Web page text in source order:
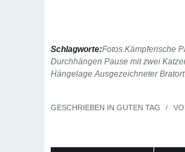
Schlagworte:Fotos.Kämpferische
Durchhängen Pause mit zwei
Hängelage Ausgezeichneter Bratort
GESCHRIEBEN IN GUTEN TAG /